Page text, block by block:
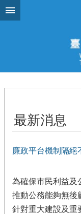
跳到主要內容區塊
最新消息
廉政平台機制隔絕
為確保市民利益及
推動公務能夠無後
針對重大建設及重